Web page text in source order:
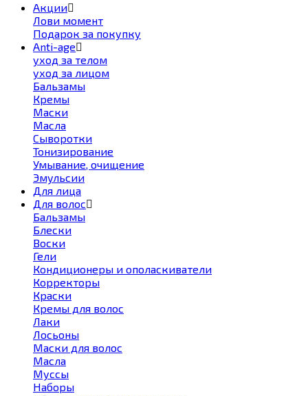
Акции
Лови момент
Подарок за покупку
Anti-age
уход за телом
уход за лицом
Бальзамы
Кремы
Маски
Масла
Сыворотки
Тонизирование
Умывание, очищение
Эмульсии
Для лица
Для волос
Бальзамы
Блески
Воски
Гели
Кондиционеры и ополаскиватели
Корректоры
Краски
Кремы для волос
Лаки
Лосьоны
Маски для волос
Масла
Муссы
Наборы